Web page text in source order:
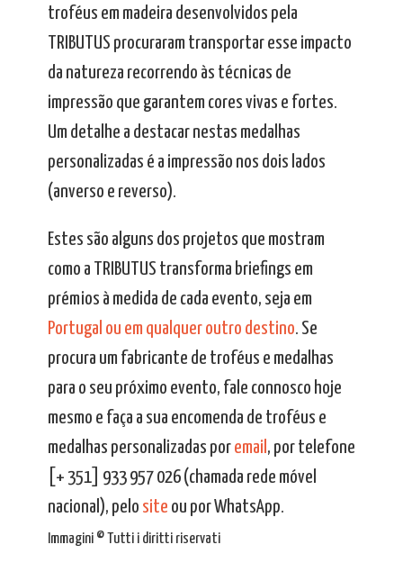
troféus em madeira desenvolvidos pela
TRIBUTUS procuraram transportar esse impacto
da natureza recorrendo às técnicas de
impressão que garantem cores vivas e fortes.
Um detalhe a destacar nestas medalhas
personalizadas é a impressão nos dois lados
(anverso e reverso).
Estes são alguns dos projetos que mostram
como a TRIBUTUS transforma briefings em
prémios à medida de cada evento, seja em
Portugal ou em qualquer outro destino. Se
procura um fabricante de troféus e medalhas
para o seu próximo evento, fale connosco hoje
mesmo e faça a sua encomenda de troféus e
medalhas personalizadas por email , por telefone
[+ 351] 933 957 026 (chamada rede móvel
nacional), pelo site ou por WhatsApp.
Immagini © Tutti i diritti riservati